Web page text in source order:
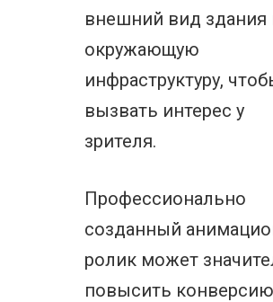
внешний вид здания
окружающую
инфраструктуру,
вызвать интерес у
зрителя.
Профессионально
созданный
ролик может
повысить конверсию